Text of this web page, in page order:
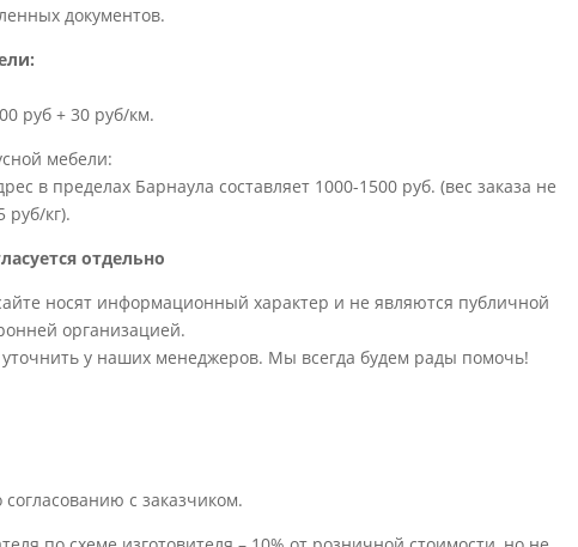
документов.
руб + 30 руб/км.
мебели:
в пределах Барнаула составляет 1000-1500 руб. (вес заказа не
руб/кг).
отдельно
носят информационный характер и не являются публичной
организацией.
у наших менеджеров. Мы всегда будем рады помочь!
с заказчиком.